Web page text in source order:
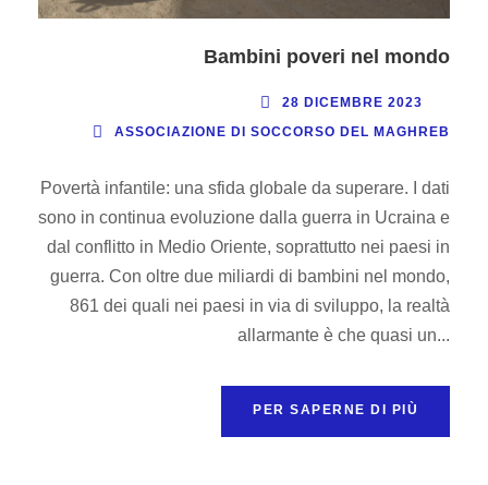
Bambini poveri nel mondo
28 DICEMBRE 2023
ASSOCIAZIONE DI SOCCORSO DEL MAGHREB
Povertà infantile: una sfida globale da superare. I dati
sono in continua evoluzione dalla guerra in Ucraina e
dal conflitto in Medio Oriente, soprattutto nei paesi in
guerra. Con oltre due miliardi di bambini nel mondo,
861 dei quali nei paesi in via di sviluppo, la realtà
allarmante è che quasi un...
PER SAPERNE DI PIÙ